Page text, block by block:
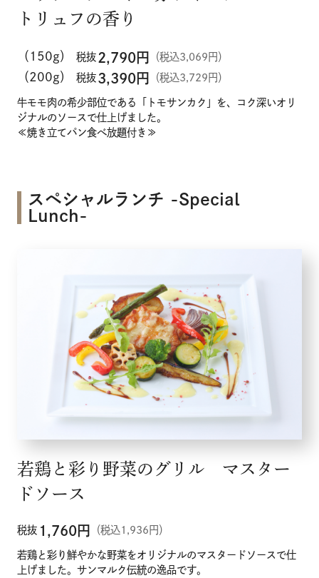
トリュフの香り
（150g） 税抜 2,790円 （税込3,069円）
（200g） 税抜 3,390円 （税込3,729円）
牛モモ肉の希少部位である「トモサンカク」を、コク深いオリ
ジナルのソースで仕上げました。
≪焼き立てパン食べ放題付き≫
スペシャルランチ -Special
Lunch-
若鶏と彩り野菜のグリル マスター
ドソース
税抜 1,760円 （税込1,936円）
若鶏と彩り鮮やかな野菜をオリジナルのマスタードソースで仕
上げました。サンマルク伝統の逸品です。